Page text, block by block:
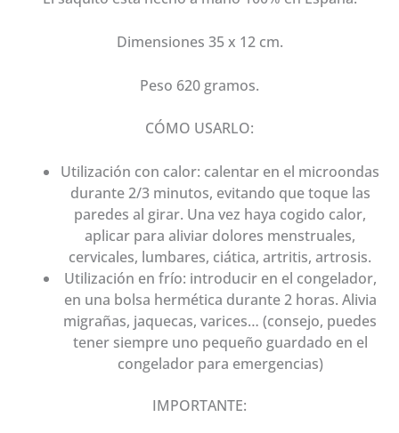
Dimensiones 35 x 12 cm.
Peso 620 gramos.
CÓMO USARLO:
Utilización con calor: calentar en el microondas
durante 2/3 minutos, evitando que toque las
paredes al girar. Una vez haya cogido calor,
aplicar para aliviar dolores menstruales,
cervicales, lumbares, ciática, artritis, artrosis.
Utilización en frío: introducir en el congelador,
en una bolsa hermética durante 2 horas. Alivia
migrañas, jaquecas, varices… (consejo, puedes
tener siempre uno pequeño guardado en el
congelador para emergencias)
IMPORTANTE: